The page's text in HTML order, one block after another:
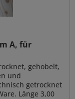
A, für
gehobelt,
und
getrocknet
Länge 3,00